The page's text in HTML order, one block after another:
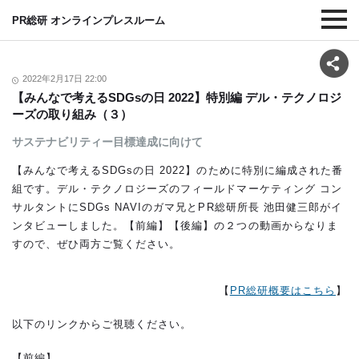
PR総研 オンラインプレスルーム
2022年2月17日 22:00
【みんなで考えるSDGsの日 2022】特別編 デル・テクノロジ
ーズの取り組み（３）
サステナビリティー目標達成に向けて
【みんなで考えるSDGsの日 2022】のために特別に編成された番
組です。デル・テクノロジーズのフィールドマーケティング コン
サルタントにSDGs NAVIのガマ兄とPR総研所長 池田健三郎がイ
ンタビューしました。【前編】【後編】の２つの動画からなりま
すので、ぜひ両方ご覧ください。
【 PR総研概要はこちら 】
以下のリンクからご視聴ください。